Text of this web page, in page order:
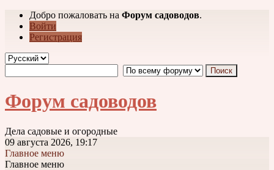
Добро пожаловать на Форум садоводов.
Войти
Регистрация
Форум садоводов
Дела садовые и огородные
09 августа 2026, 19:17
Главное меню
Главное меню